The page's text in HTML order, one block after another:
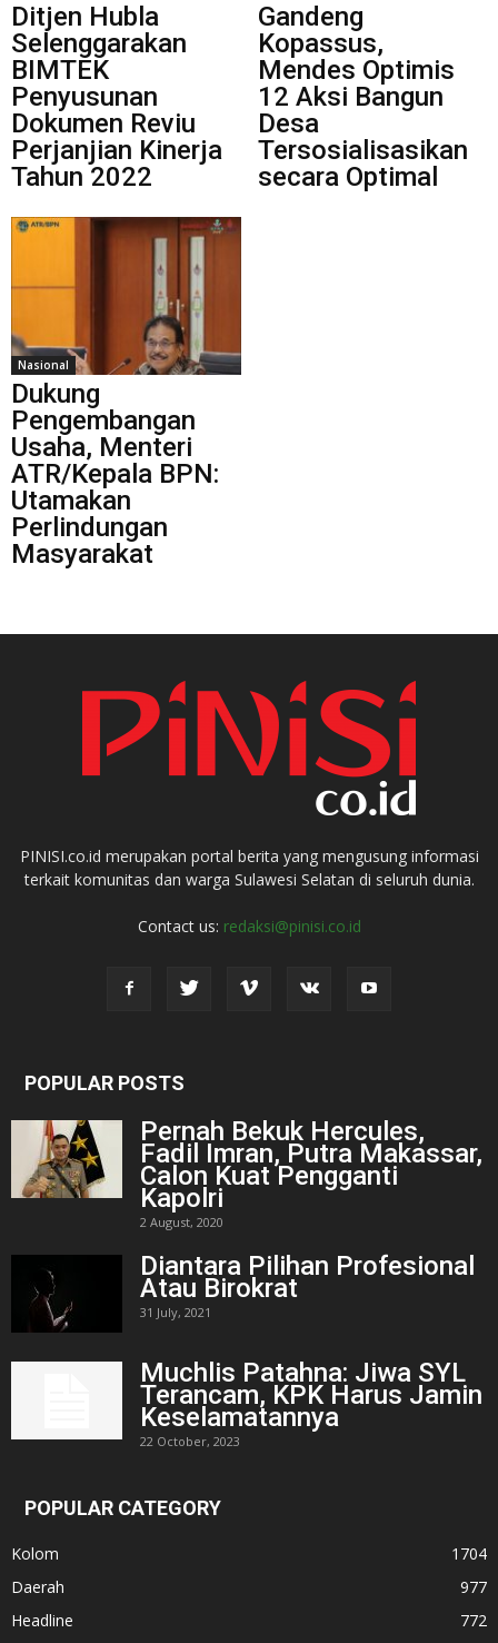
Ditjen Hubla
Selenggarakan
BIMTEK
Penyusunan
Dokumen Reviu
Perjanjian Kinerja
Tahun 2022
Gandeng
Kopassus,
Mendes Optimis
12 Aksi Bangun
Desa
Tersosialisasikan
secara Optimal
Nasional
Dukung
Pengembangan
Usaha, Menteri
ATR/Kepala BPN:
Utamakan
Perlindungan
Masyarakat
PINISI.co.id merupakan portal berita yang mengusung informasi
terkait komunitas dan warga Sulawesi Selatan di seluruh dunia.
Contact us: redaksi@pinisi.co.id
POPULAR POSTS
Pernah Bekuk Hercules,
Fadil Imran, Putra Makassar,
Calon Kuat Pengganti
Kapolri
2 August, 2020
Diantara Pilihan Profesional
Atau Birokrat
31 July, 2021
Muchlis Patahna: Jiwa SYL
Terancam, KPK Harus Jamin
Keselamatannya
22 October, 2023
POPULAR CATEGORY
Kolom
1704
Daerah
977
Headline
772